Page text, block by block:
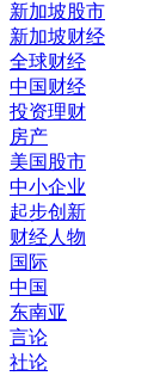
新加坡股市
新加坡财经
全球财经
中国财经
投资理财
房产
美国股市
中小企业
起步创新
财经人物
国际
中国
东南亚
言论
社论